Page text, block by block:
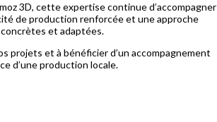
3D, cette expertise continue d’accompagner
de production renforcée et une approche
et adaptées.
projets et à bénéficier d’un accompagnement
d’une production locale.